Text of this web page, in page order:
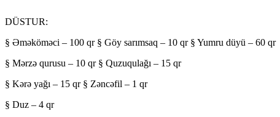
DÜSTUR:
§ Əməköməci – 100 qr § Göy sarımsaq – 10 qr § Yumru düyü – 60 qr
§ Mərzə qurusu – 10 qr § Quzuqulağı – 15 qr
§ Kərə yağı – 15 qr § Zəncəfil – 1 qr
§ Duz – 4 qr